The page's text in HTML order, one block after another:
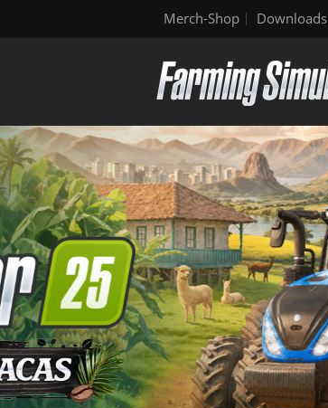
Merch-Shop Downloads